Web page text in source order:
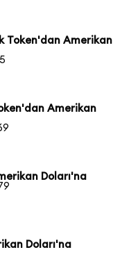
Token'dan Amerikan
Amerikan
Doları'na
Doları'na